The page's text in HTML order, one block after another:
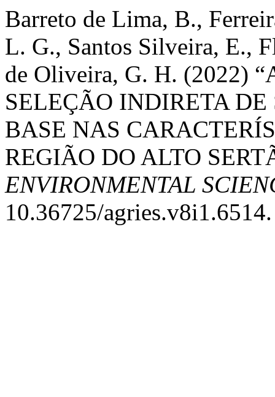
Barreto de Lima, B.,
L. G., Santos Silveira, E.,
de Oliveira, G. H. (2022)
SELEÇÃO INDIRETA
BASE NAS
REGIÃO DO ALTO
ENVIRONMENTAL
10.36725/agries.v8i1.6514.